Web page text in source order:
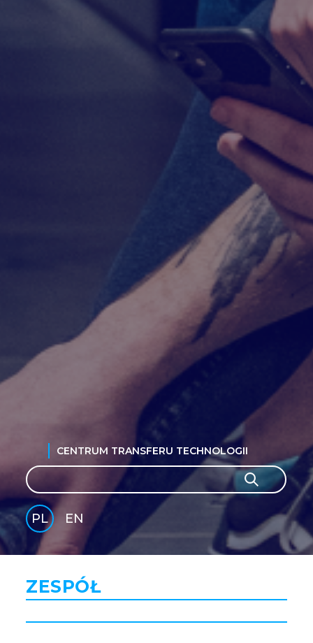
CENTRUM TRANSFERU TECHNOLOGII
Szukaj
Szukaj
PL
EN
GLI
SH
ZESPÓŁ